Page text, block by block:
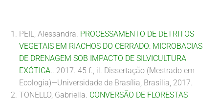
PEIL, Alessandra. PROCESSAMENTO DE DETRITOS
VEGETAIS EM RIACHOS DO CERRADO: MICROBACIAS
DE DRENAGEM SOB IMPACTO DE SILVICULTURA
EXÓTICA.. 2017. 45 f., il. Dissertação (Mestrado em
Ecologia)—Universidade de Brasília, Brasília, 2017.
TONELLO, Gabriella. CONVERSÃO DE FLORESTAS